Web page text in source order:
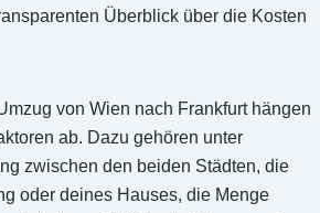
Überblick über die Kosten
von Wien nach Frankfurt hängen
ab. Dazu gehören unter
zwischen den beiden Städten, die
oder deines Hauses, die Menge